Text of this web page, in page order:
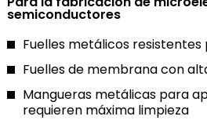
semiconductores
Fuelles metálicos
Fuelles de membrana con
Mangueras metálicas para
requieren máxima limpieza